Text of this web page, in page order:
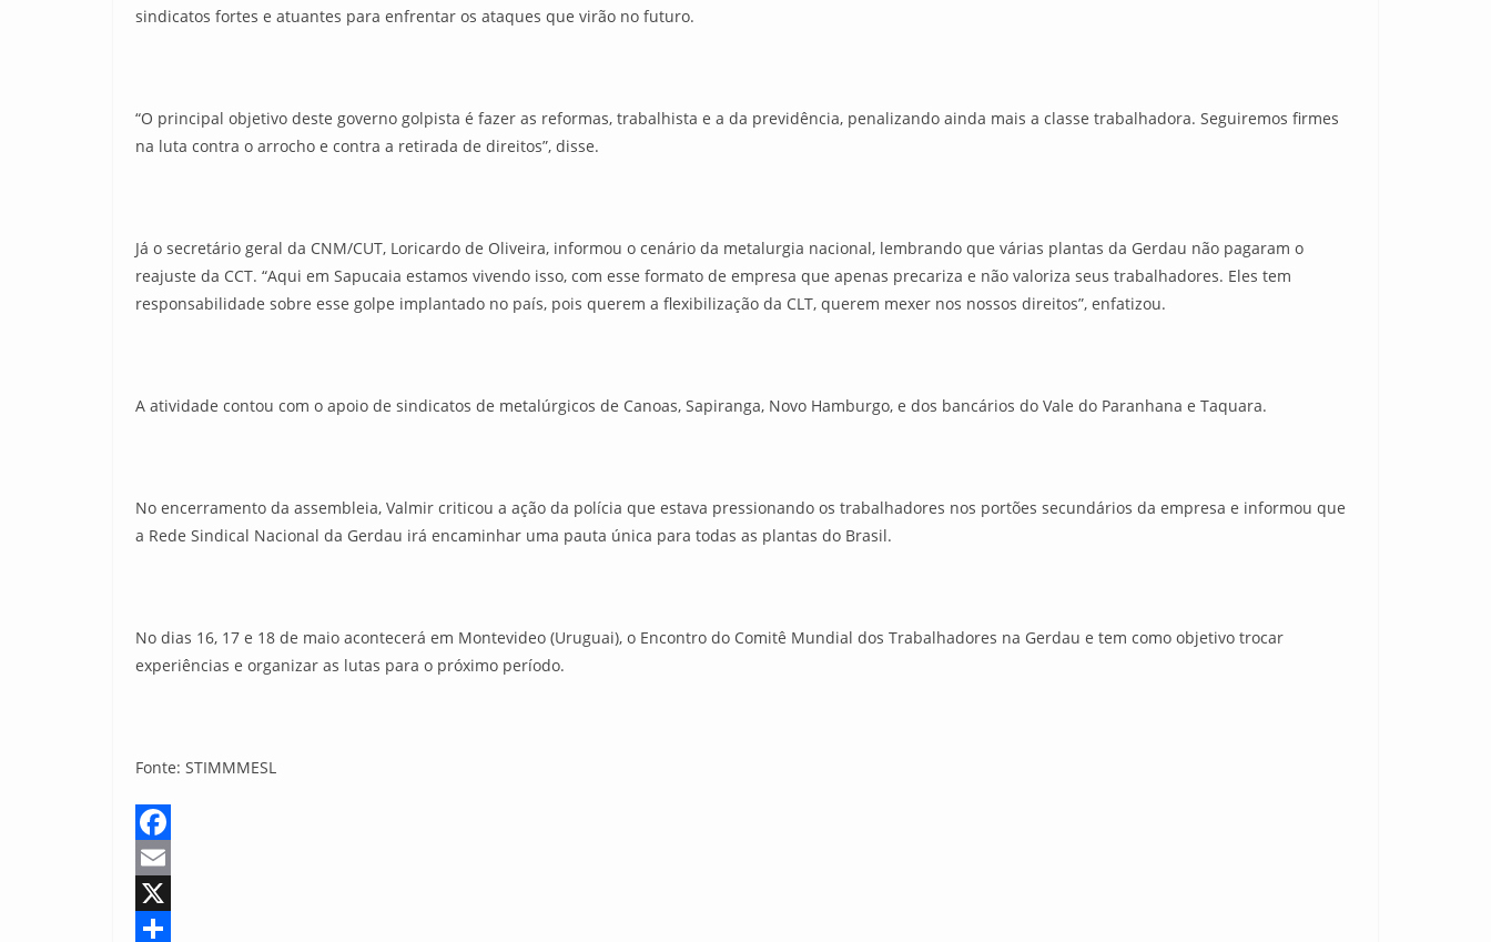
sindicatos fortes e atuantes para enfrentar os ataques que virão no futuro.
“O principal objetivo deste governo golpista é fazer as reformas, trabalhista e a da previdência, penalizando ainda mais a classe trabalhadora. Seguiremos firmes
na luta contra o arrocho e contra a retirada de direitos”, disse.
Já o secretário geral da CNM/CUT, Loricardo de Oliveira, informou o cenário da metalurgia nacional, lembrando que várias plantas da Gerdau não pagaram o
reajuste da CCT. “Aqui em Sapucaia estamos vivendo isso, com esse formato de empresa que apenas precariza e não valoriza seus trabalhadores. Eles tem
responsabilidade sobre esse golpe implantado no país, pois querem a flexibilização da CLT, querem mexer nos nossos direitos”, enfatizou.
A atividade contou com o apoio de sindicatos de metalúrgicos de Canoas, Sapiranga, Novo Hamburgo, e dos bancários do Vale do Paranhana e Taquara.
No encerramento da assembleia, Valmir criticou a ação da polícia que estava pressionando os trabalhadores nos portões secundários da empresa e informou que
a Rede Sindical Nacional da Gerdau irá encaminhar uma pauta única para todas as plantas do Brasil.
No dias 16, 17 e 18 de maio acontecerá em Montevideo (Uruguai), o Encontro do Comitê Mundial dos Trabalhadores na Gerdau e tem como objetivo trocar
experiências e organizar as lutas para o próximo período.
Fonte: STIMMMESL
F
a
c
E
m
X